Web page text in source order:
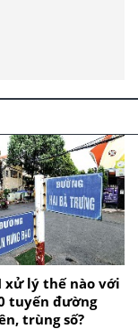
xử lý thế nào với
tuyến đường
trùng số?